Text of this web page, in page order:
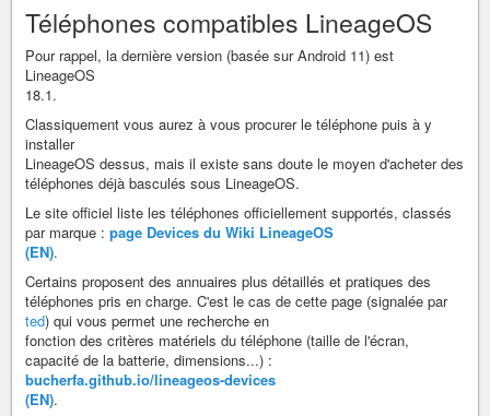
Téléphones compatibles LineageOS
Pour rappel, la dernière version (basée sur Android 11) est
LineageOS
18.1.
Classiquement vous aurez à vous procurer le téléphone puis à y
installer
LineageOS dessus, mais il existe sans doute le moyen d'acheter des
téléphones déjà basculés sous LineageOS.
Le site officiel liste les téléphones officiellement supportés, classés
par marque : page Devices du Wiki LineageOS
(EN).
Certains proposent des annuaires plus détaillés et pratiques des
téléphones pris en charge. C'est le cas de cette page (signalée par
ted) qui vous permet une recherche en
fonction des critères matériels du téléphone (taille de l'écran,
capacité de la batterie, dimensions...) :
bucherfa.github.io/lineageos-devices
(EN).